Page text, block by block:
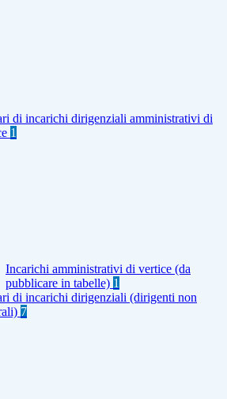
di incarichi dirigenziali amministrativi di
1
Incarichi amministrativi di vertice (da
pubblicare in tabelle) 1
di incarichi dirigenziali (dirigenti non
7